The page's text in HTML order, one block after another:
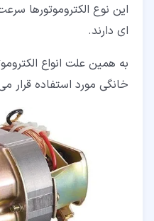
این نوع الکتروموتورها
ای دارند.
به همین علت انواع
خانگی مورد استفاده قرار